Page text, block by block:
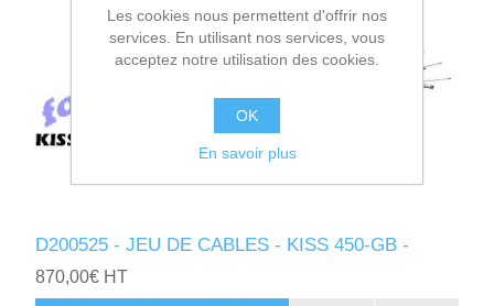
D200525 - JEU DE CABLES - KISS 450-GB -
870,00€ HT
Les cookies nous permettent d'offrir nos
services. En utilisant nos services, vous
acceptez notre utilisation des cookies.
OK
En savoir plus